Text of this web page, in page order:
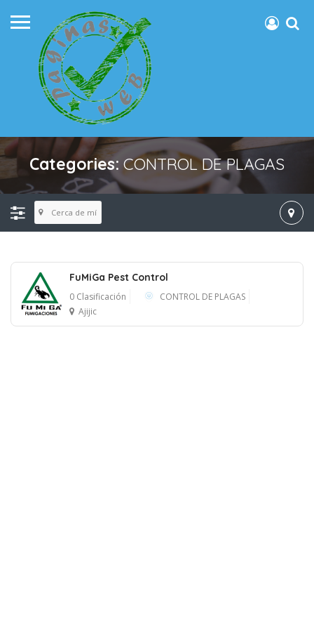
Categories:CONTROL DE PLAGAS
Cerca de mí
FuMiGa Pest Control
0 Clasificación
CONTROL DE PLAGAS
Ajijic